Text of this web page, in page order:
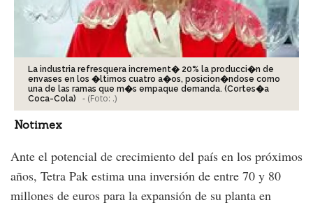
La industria refresquera increment� 20% la producci�n de
envases en los �ltimos cuatro a�os, posicion�ndose como
una de las ramas que m�s empaque demanda. (Cortes�a
Coca-Cola)
- (Foto: .)
Notimex
Ante el potencial de crecimiento del país en los próximos
años, Tetra Pak estima una inversión de entre 70 y 80
millones de euros para la expansión de su planta en